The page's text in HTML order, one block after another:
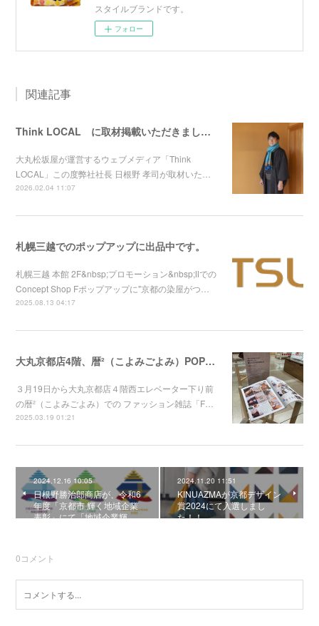
スタイルブランドです。
フォロー
関連記事
Think LOCAL に取材掲載いただきました！
大丸松坂屋が運営するウェブメディア「Think
LOCAL」この度弊社社長 日根野 孝司が取材いた…
2026.02.04 11:07
札幌三越でのポップアップに出品中です。
札幌三越 本館 2F&nbsp;プロモーション&nbsp;Ⅱでの
Concept Shop Fポップアップに"京都の染屋がつ…
2025.08.13 04:17
大丸京都店4階、暦²（こよみごよみ）POP UPに"京都の染屋がつくった™"出展します。
３月19日から大丸京都店４階西エレベーター下り前
の暦²（こよみごよみ）での ファッション雑誌「F…
2025.03.19 01:21
2024.12.16 10:05
日根野勝治郎商店が、令和6
年度「京都市 輝く地域企業
表彰」にて「地域企業輝…
2024.11.20 11:51
KINUAZMAが京都デザイン
賞2024にて入選しまし
た！！
0コメント